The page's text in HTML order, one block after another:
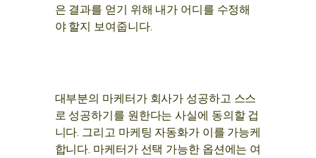
은 결과를 얻기 위해 내가 어디를 수정해
야 할지 보여줍니다.
대부분의 마케터가 회사가 성공하고 스스
로 성공하기를 원한다는 사실에 동의할 겁
니다. 그리고 마케팅 자동화가 이를 가능케
합니다. 마케터가 선택 가능한 옵션에는 여